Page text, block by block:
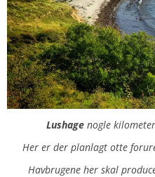
Lushagenogle
Her er der planlagt otte
Havbrugene her skal